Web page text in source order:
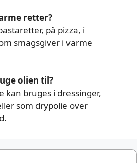
retter?
på pizza, i
smagsgiver i varme
olien til?
kan bruges i dressinger,
som drypolie over